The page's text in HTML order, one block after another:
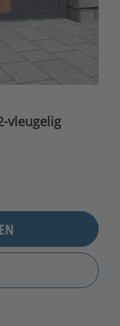
vleugelig